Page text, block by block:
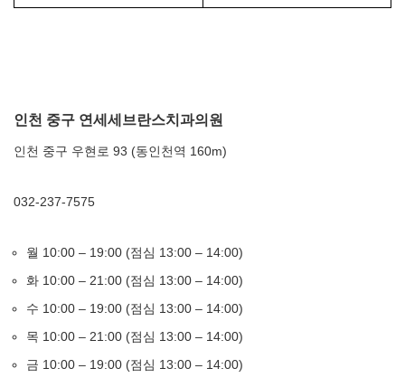
인천 중구 연세세브란스치과의원
인천 중구 우현로 93 (동인천역 160m)
032-237-7575
월 10:00 – 19:00 (점심 13:00 – 14:00)
화 10:00 – 21:00 (점심 13:00 – 14:00)
수 10:00 – 19:00 (점심 13:00 – 14:00)
목 10:00 – 21:00 (점심 13:00 – 14:00)
금 10:00 – 19:00 (점심 13:00 – 14:00)